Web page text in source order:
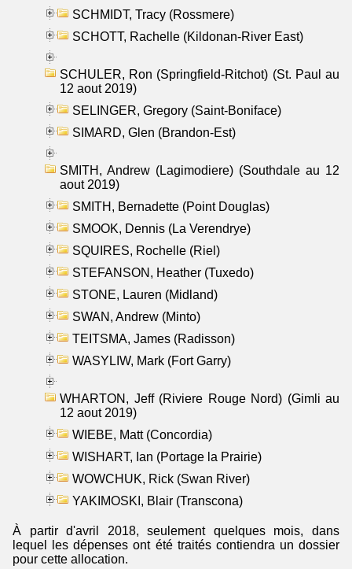
SCHMIDT, Tracy (Rossmere)
SCHOTT, Rachelle (Kildonan-River East)
SCHULER, Ron (Springfield-Ritchot) (St. Paul au
12 aout 2019)
SELINGER, Gregory (Saint-Boniface)
SIMARD, Glen (Brandon-Est)
SMITH, Andrew (Lagimodiere) (Southdale au 12
aout 2019)
SMITH, Bernadette (Point Douglas)
SMOOK, Dennis (La Verendrye)
SQUIRES, Rochelle (Riel)
STEFANSON, Heather (Tuxedo)
STONE, Lauren (Midland)
SWAN, Andrew (Minto)
TEITSMA, James (Radisson)
WASYLIW, Mark (Fort Garry)
WHARTON, Jeff (Riviere Rouge Nord) (Gimli au
12 aout 2019)
WIEBE, Matt (Concordia)
WISHART, Ian (Portage la Prairie)
WOWCHUK, Rick (Swan River)
YAKIMOSKI, Blair (Transcona)
À partir d'avril 2018, seulement quelques mois, dans
lequel les dépenses ont été traités contiendra un dossier
pour cette allocation.